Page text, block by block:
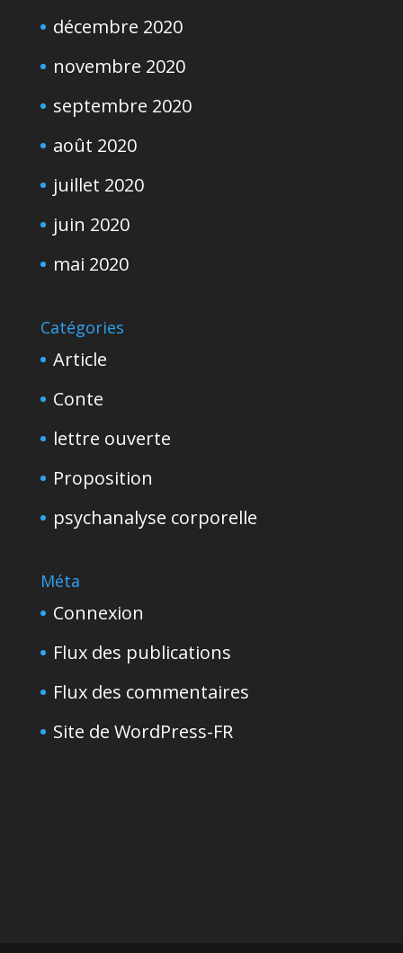
décembre 2020
novembre 2020
septembre 2020
août 2020
juillet 2020
juin 2020
mai 2020
Catégories
Article
Conte
lettre ouverte
Proposition
psychanalyse corporelle
Méta
Connexion
Flux des publications
Flux des commentaires
Site de WordPress-FR